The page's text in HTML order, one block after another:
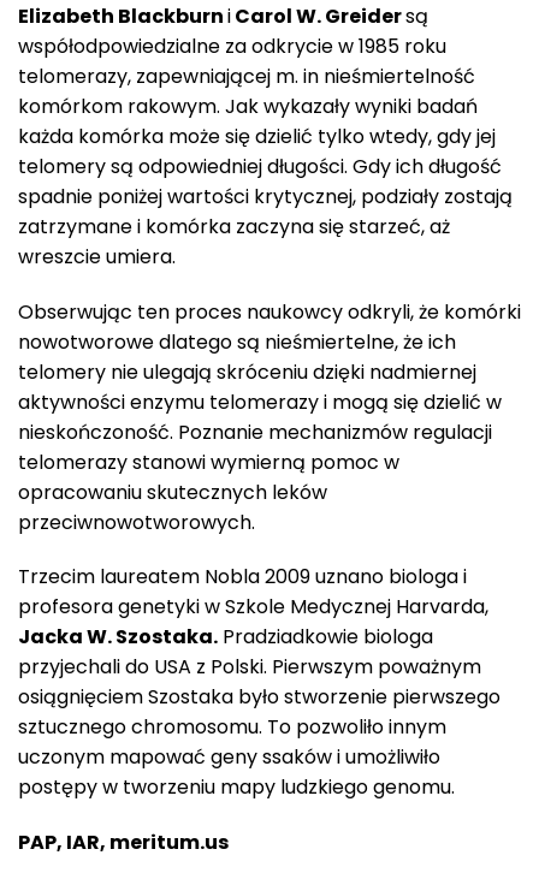
Elizabeth BlackburniCarol W. Greidersą
współodpowiedzialne za odkrycie w 1985 roku
telomerazy, zapewniającej m. in nieśmiertelność
komórkom rakowym. Jak wykazały wyniki badań
każda komórka może się dzielić tylko wtedy, gdy jej
telomery są odpowiedniej długości. Gdy ich długość
spadnie poniżej wartości krytycznej, podziały zostają
zatrzymane i komórka zaczyna się starzeć, aż
wreszcie umiera.
Obserwując ten proces naukowcy odkryli, że komórki
nowotworowe dlatego są nieśmiertelne, że ich
telomery nie ulegają skróceniu dzięki nadmiernej
aktywności enzymu telomerazy i mogą się dzielić w
nieskończoność. Poznanie mechanizmów regulacji
telomerazy stanowi wymierną pomoc w
opracowaniu skutecznych leków
przeciwnowotworowych.
Trzecim laureatem Nobla 2009 uznano biologa i
profesora genetyki w Szkole Medycznej Harvarda,
Jacka W. Szostaka. Pradziadkowie biologa
przyjechali do USA z Polski. Pierwszym poważnym
osiągnięciem Szostaka było stworzenie pierwszego
sztucznego chromosomu. To pozwoliło innym
uczonym mapować geny ssaków i umożliwiło
postępy w tworzeniu mapy ludzkiego genomu.
PAP, IAR, meritum.us